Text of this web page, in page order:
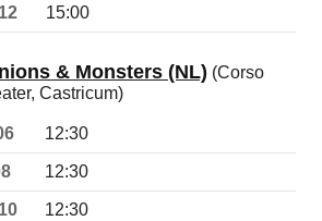
15:00
& Monsters (NL) (Corso
Castricum)
12:30
12:30
12:30